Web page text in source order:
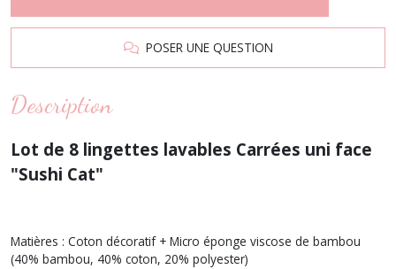
POSER UNE QUESTION
Description
Lot de 8 lingettes lavables Carrées uni face
"Sushi Cat"
Matières : Coton décoratif + Micro éponge viscose de bambou
(40% bambou, 40% coton, 20% polyester)